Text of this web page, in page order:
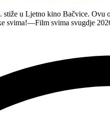
u Ljetno kino Bačvice.
svima!—Film svima svugdje